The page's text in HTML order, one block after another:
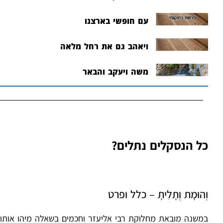
עם חופשי בארצנו
ויאהב גם את רחל מלאה
משה ויעקב והבאר
כל הנסקלים נתלים?
וְהוּמָת וְתָלִיתָ – כלל ופרט
במשנה מובאת מחלוקת רבי אליעזר וחכמים בשאלה מיהו